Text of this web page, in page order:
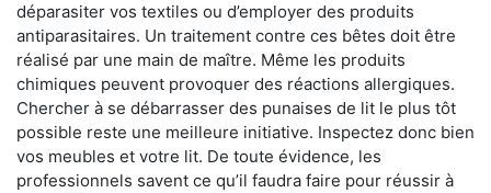
déparasiter vos textiles ou d’employer des produits
antiparasitaires. Un traitement contre ces bêtes doit être
réalisé par une main de maître. Même les produits
chimiques peuvent provoquer des réactions allergiques.
Chercher à se débarrasser des punaises de lit le plus tôt
possible reste une meilleure initiative. Inspectez donc bien
vos meubles et votre lit. De toute évidence, les
professionnels savent ce qu’il faudra faire pour réussir à